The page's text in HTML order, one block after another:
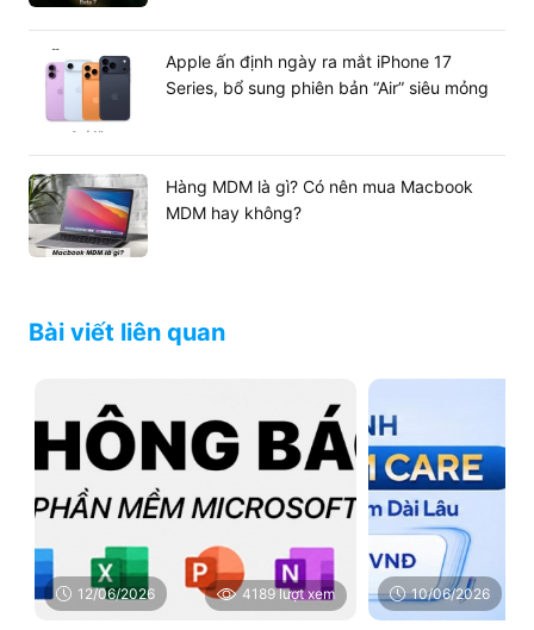
Apple ấn định ngày ra mắt iPhone 17
Series, bổ sung phiên bản “Air” siêu mỏng
Hàng MDM là gì? Có nên mua Macbook
MDM hay không?
Bài viết liên quan
12/06/2026 4189 lượt xem 10/06/2026